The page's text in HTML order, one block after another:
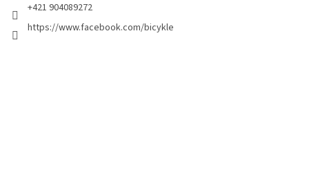
+421 904089272
https://www.facebook.com/bicykle